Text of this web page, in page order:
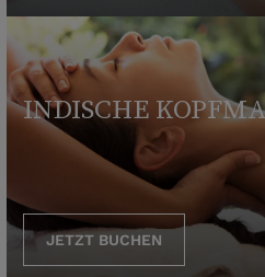
INDISCHE
JETZT BUCHEN